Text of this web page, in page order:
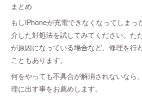
まとめ
もしiPhoneが充電できなくなってしまっ
介した対処法を試してみてください。た
が原因になっている場合など、修理を行
こともあります。
何をやっても不具合が解消されないなら
理に出す事をお薦めします。